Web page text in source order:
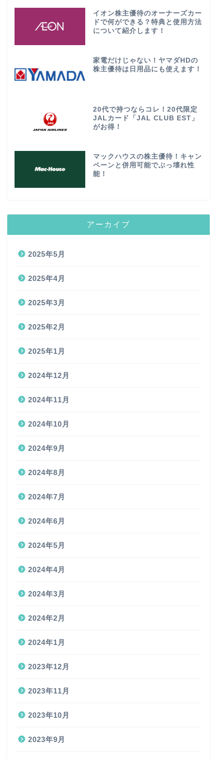
イオン株主優待のオーナーズカー
ドで何ができる？特典と使用方法
について紹介します！
家電だけじゃない！ヤマダHDの
株主優待は日用品にも使えます！
20代で持つならコレ！20代限定
JALカード「JAL CLUB EST」
がお得！
マックハウスの株主優待！キャン
ペーンと併用可能でぶっ壊れ性
能！
アーカイブ
2025年5月
2025年4月
2025年3月
2025年2月
2025年1月
2024年12月
2024年11月
2024年10月
2024年9月
2024年8月
2024年7月
2024年6月
2024年5月
2024年4月
2024年3月
2024年2月
2024年1月
2023年12月
2023年11月
2023年10月
2023年9月